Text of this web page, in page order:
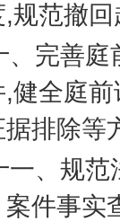
,规范撤
、完善庭
,健全庭
据排除等
一、规范
案件事实